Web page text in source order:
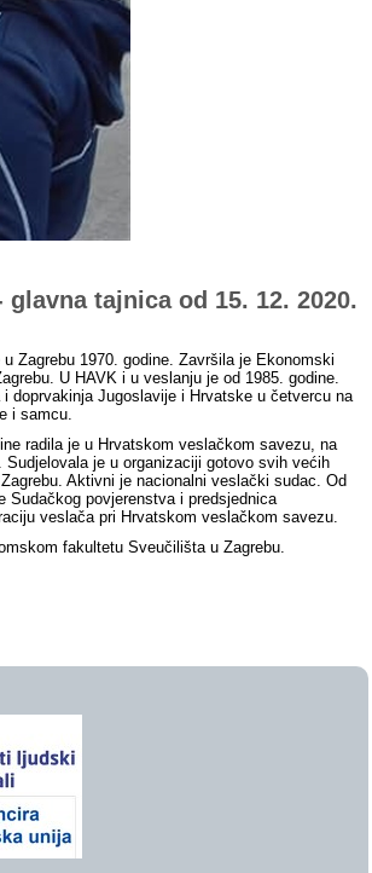
glavna tajnica od 15. 12. 2020.
Zagrebu 1970. godine. Završila je Ekonomski
U HAVK i u veslanju je od 1985. godine.
doprvakinja Jugoslavije i Hrvatske u četvercu na
i samcu.
radila je u Hrvatskom veslačkom savezu, na
Sudjelovala je u organizaciji gotovo svih većih
Aktivni je nacionalni veslački sudac. Od
Sudačkog povjerenstva i predsjednica
veslača pri Hrvatskom veslačkom savezu.
fakultetu Sveučilišta u Zagrebu.